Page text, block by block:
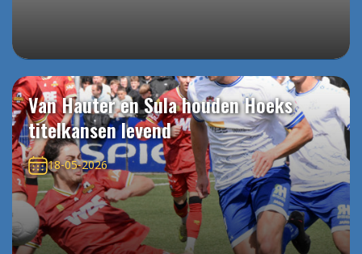
Van Hauter en Sula houden Hoeks
titelkansen levend
18-05-2026